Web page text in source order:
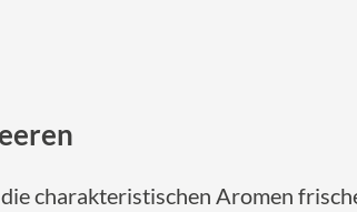
charakteristischen Aromen